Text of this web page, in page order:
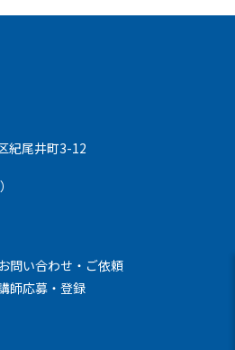
紀尾井町3-12
お問い合わせ・ご依頼
師応募・登録